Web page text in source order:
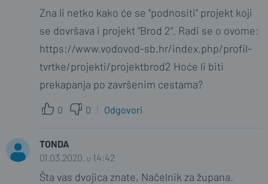
Zna li netko kako će se "podnositi" projekt koji
se dovršava i projekt "Brod 2". Radi se o ovome:
https://www.vodovod-sb.hr/index.php/profil-
tvrtke/projekti/projektbrod2 Hoće li biti
prekapanja po završenim cestama?
0 0 Odgovori
TONDA
01.03.2020. u 14:42
Šta vas dvojica znate, Načelnik za župana.